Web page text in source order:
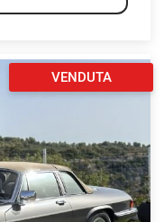
VENDUTA